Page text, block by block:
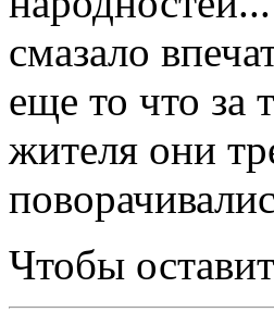
смазало
еще то что за
жителя они
Чтобы